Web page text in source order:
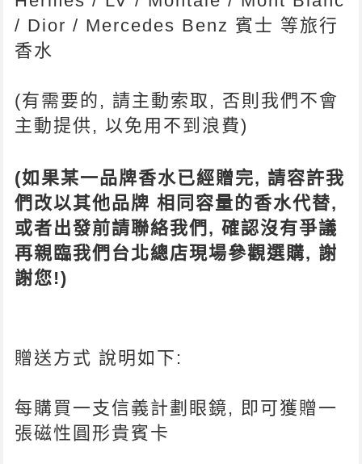
/ Dior / Mercedes Benz 賓士 等旅行
香水
(有需要的, 請主動索取, 否則我們不會
主動提供, 以免用不到浪費)
(如果某一品牌香水已經贈完, 請容許我
們改以其他品牌 相同容量的香水代替,
或者出發前請聯絡我們, 確認沒有爭議
再親臨我們台北總店現場參觀選購, 謝
謝您!)
贈送方式 說明如下:
每購買一支信義計劃眼鏡, 即可獲贈一
張磁性圓形貴賓卡